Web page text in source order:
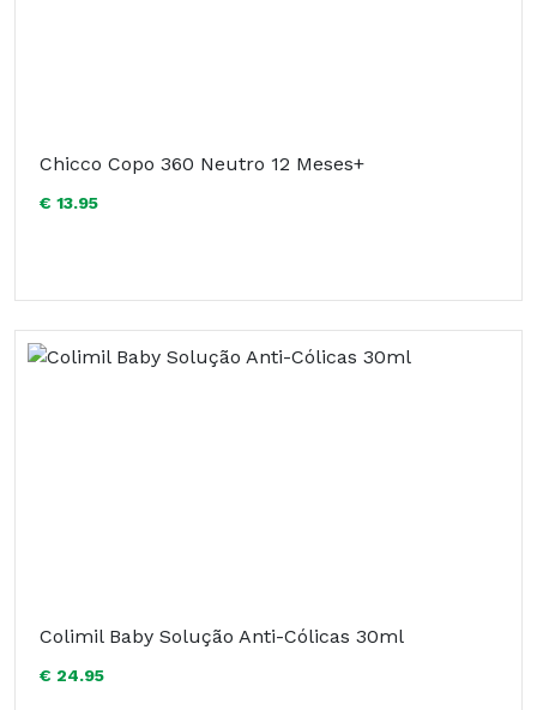
Chicco Copo 360 Neutro 12 Meses+
€ 13.95
Colimil Baby Solução Anti-Cólicas 30ml
€ 24.95